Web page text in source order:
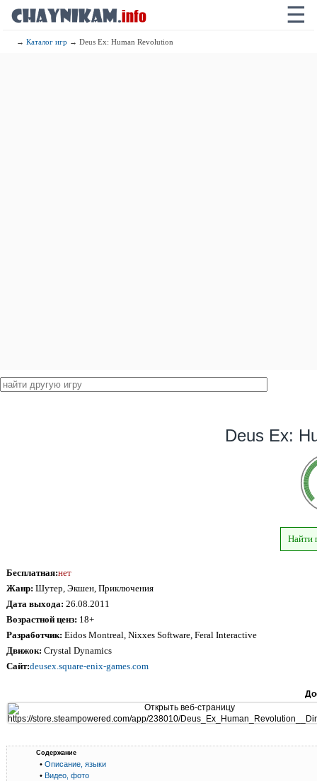
☰
→Каталог игр → Deus Ex: Human Revolution
Deus Ex:
Найти
Бесплатная:нет
Жанр: Шутер, Экшен, Приключения
Дата выхода: 26.08.2011
Возрастной ценз: 18+
Разработчик: Eidos Montreal, Nixxes Software, Feral Interactive
Движок: Crystal Dynamics
Сайт:deusex.square-enix-games.com
Содержание
• Описание, языки
• Видео, фото